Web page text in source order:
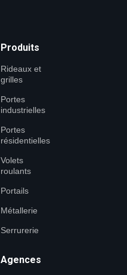
Produits
Rideaux et
grilles
Portes
industrielles
Portes
résidentielles
Volets
roulants
Portails
Métallerie
Serrurerie
Agences